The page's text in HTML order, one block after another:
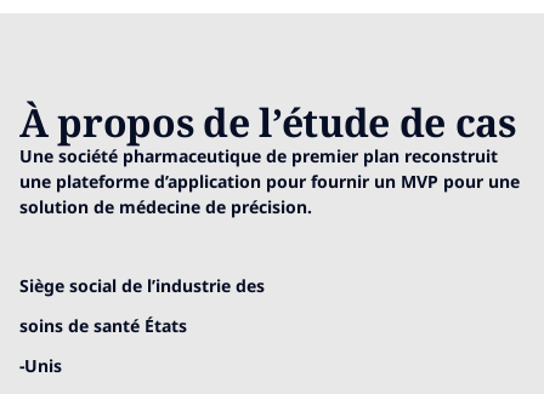
À propos de l’étude de cas
Une société pharmaceutique de premier plan reconstruit
une plateforme d’application pour fournir un MVP pour une
solution de médecine de précision.
Siège social de l’industrie des
soins de santé États
-Unis